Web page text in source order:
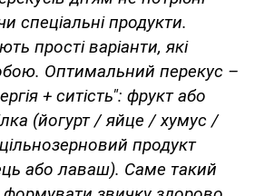
спеціальні продукти.
прості варіанти, які
Оптимальний перекус –
+ ситість": фрукт або
(йогурт / яйце / хумус /
продукт
або лаваш). Саме такий